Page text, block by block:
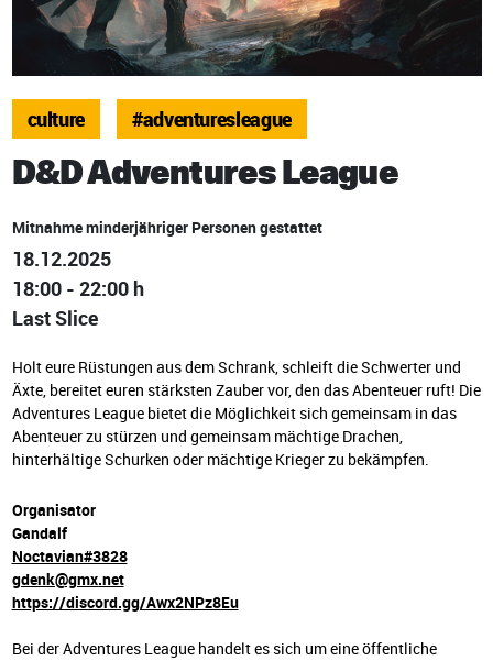
culture #adventuresleague
D&D Adventures League
Mitnahme minderjähriger Personen gestattet
18.12.2025
18:00 - 22:00 h
Last Slice
Holt eure Rüstungen aus dem Schrank, schleift die Schwerter und
Äxte, bereitet euren stärksten Zauber vor, den das Abenteuer ruft! Die
Adventures League bietet die Möglichkeit sich gemeinsam in das
Abenteuer zu stürzen und gemeinsam mächtige Drachen,
hinterhältige Schurken oder mächtige Krieger zu bekämpfen.
Organisator
Gandalf
Noctavian#3828
gdenk@gmx.net
https://discord.gg/Awx2NPz8Eu
Bei der Adventures League handelt es sich um eine öffentliche